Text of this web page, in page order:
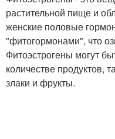
растительной пище и
женские половые
"фитогормонами", что
Фитоэстрогены могут
количестве продуктов,
злаки и фрукты.